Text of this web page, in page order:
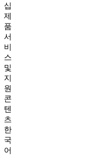
십
제
품
서
비
스
및
지
원
콘
텐
츠
한
국
어